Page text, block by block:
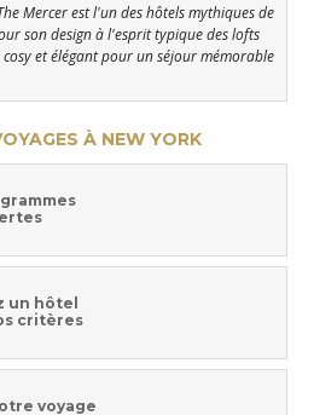
Mercer est l'un des hôtels mythiques de
son design à l'esprit typique des lofts
et élégant pour un séjour mémorable
À NEW YORK
un hôtel
critères
voyage